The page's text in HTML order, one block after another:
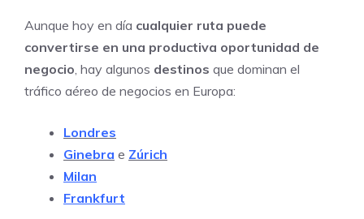
Aunque hoy en día cualquier ruta puede
convertirse en una productiva oportunidad de
negocio, hay algunos destinos que dominan el
tráfico aéreo de negocios en Europa:
Londres
Ginebra e Zúrich
Milan
Frankfurt